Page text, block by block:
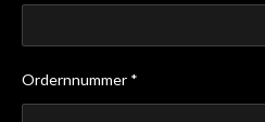
Ordernnummer *